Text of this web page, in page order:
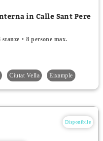
in Calle Sant Pere
stanze 8 persone max.
Ciutat Vella Eixample
Disponibile